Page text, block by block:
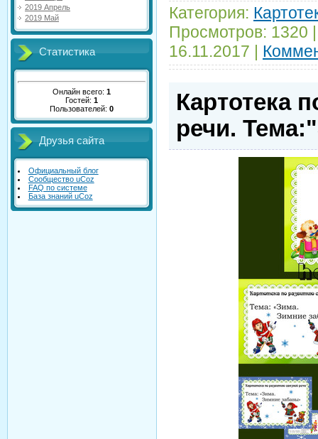
2019 Апрель
2019 Май
Статистика
Онлайн всего: 1
Гостей: 1
Пользователей: 0
Друзья сайта
Официальный блог
Сообщество uCoz
FAQ по системе
База знаний uCoz
Категория:
Просмотров: 1320
16.11.2017
Картотека
речи.